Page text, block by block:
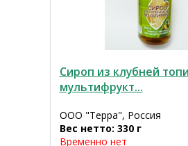
Сироп из клубней
мультифрукт...
ООО "Терра", Россия
Вес нетто: 330 г
Временно нет